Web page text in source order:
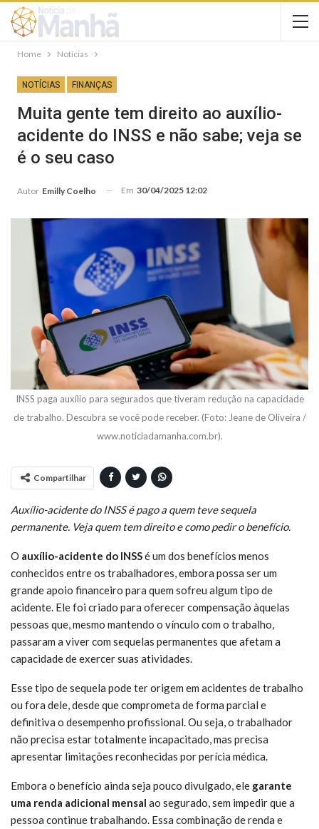
Home Notícias
NOTÍCIAS FINANÇAS
Muita gente tem direito ao auxílio-
acidente do INSS e não sabe; veja se
é o seu caso
Autor Emilly Coelho Em 30/04/2025 12:02
INSS paga auxílio para segurados que tiveram redução na capacidade
de trabalho. Descubra se você pode receber. (Foto: Jeane de Oliveira /
www.noticiadamanha.com.br).
Compartilhar
Auxílio-acidente do INSS é pago a quem teve sequela
permanente. Veja quem tem direito e como pedir o benefício.
O auxílio-acidente do INSSé um dos benefícios menos
conhecidos entre os trabalhadores, embora possa ser um
grande apoio financeiro para quem sofreu algum tipo de
acidente. Ele foi criado para oferecer compensação àquelas
pessoas que, mesmo mantendo o vínculo com o trabalho,
passaram a viver com sequelas permanentes que afetam a
capacidade de exercer suas atividades.
Esse tipo de sequela pode ter origem em acidentes de trabalho
ou fora dele, desde que comprometa de forma parcial e
definitiva o desempenho profissional. Ou seja, o trabalhador
não precisa estar totalmente incapacitado, mas precisa
apresentar limitações reconhecidas por perícia médica.
Embora o benefício ainda seja pouco divulgado, ele garante
uma renda adicional mensal ao segurado, sem impedir que a
pessoa continue trabalhando. Essa combinação de renda e